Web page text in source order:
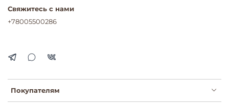
Покупателям
Свяжитесь с нами
+78005500286